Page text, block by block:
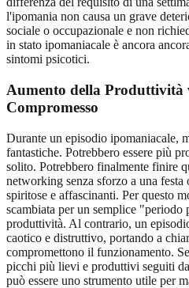
l'ipomania non causa un grave
sociale o occupazionale e non
in stato ipomaniacale è ancora
sintomi psicotici.
Aumento della Produttività
Compromesso
Durante un episodio ipomaniacale,
fantastiche. Potrebbero essere più
solito. Potrebbero finalmente finire
networking senza sforzo a una festa
spiritose e affascinanti. Per questo
scambiata per un semplice
produttività. Al contrario, un
caotico e distruttivo, portando a
compromettono il funzionamento.
picchi più lievi e produttivi seguiti
può essere uno strumento utile per